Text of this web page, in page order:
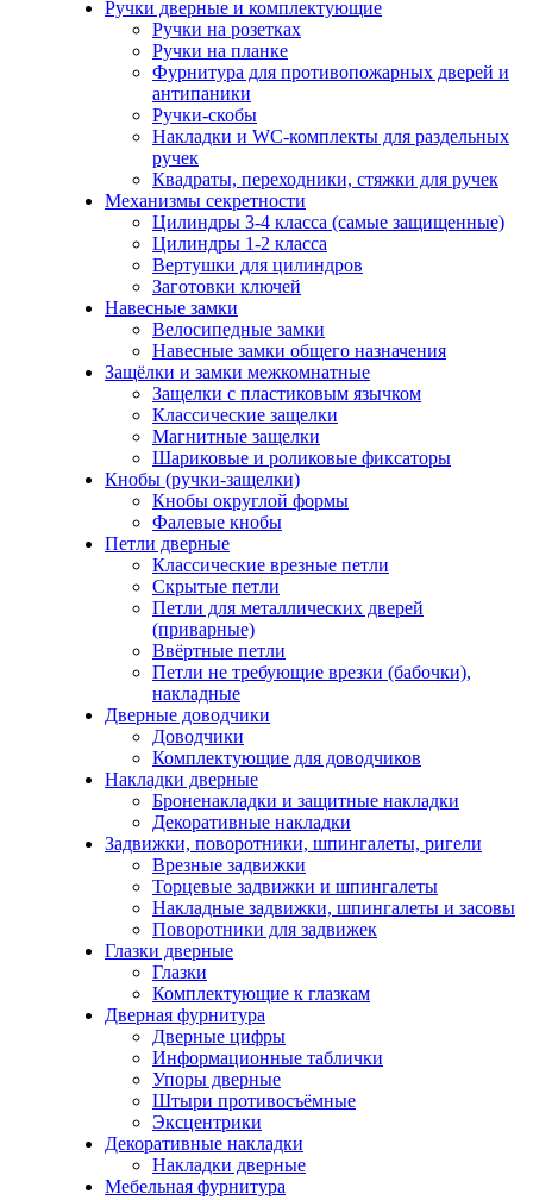
Ручки дверные и комплектующие
Ручки на розетках
Ручки на планке
Фурнитура для противопожарных дверей и
антипаники
Ручки-скобы
Накладки и WC-комплекты для раздельных
ручек
Квадраты, переходники, стяжки для ручек
Механизмы секретности
Цилиндры 3-4 класса (самые защищенные)
Цилиндры 1-2 класса
Вертушки для цилиндров
Заготовки ключей
Навесные замки
Велосипедные замки
Навесные замки общего назначения
Защёлки и замки межкомнатные
Защелки с пластиковым язычком
Классические защелки
Магнитные защелки
Шариковые и роликовые фиксаторы
Кнобы (ручки-защелки)
Кнобы округлой формы
Фалевые кнобы
Петли дверные
Классические врезные петли
Скрытые петли
Петли для металлических дверей
(приварные)
Ввёртные петли
Петли не требующие врезки (бабочки),
накладные
Дверные доводчики
Доводчики
Комплектующие для доводчиков
Накладки дверные
Броненакладки и защитные накладки
Декоративные накладки
Задвижки, поворотники, шпингалеты, ригели
Врезные задвижки
Торцевые задвижки и шпингалеты
Накладные задвижки, шпингалеты и засовы
Поворотники для задвижек
Глазки дверные
Глазки
Комплектующие к глазкам
Дверная фурнитура
Дверные цифры
Информационные таблички
Упоры дверные
Штыри противосъёмные
Эксцентрики
Декоративные накладки
Накладки дверные
Мебельная фурнитура